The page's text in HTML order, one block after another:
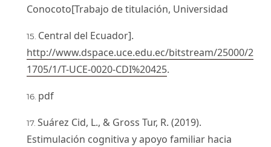
Conocoto[Trabajo de titulación, Universidad
Central del Ecuador].
http://www.dspace.uce.edu.ec/bitstream/25000/2
1705/1/T-UCE-0020-CDI%20425.
pdf
Suárez Cid, L., & Gross Tur, R. (2019).
Estimulación cognitiva y apoyo familiar hacia